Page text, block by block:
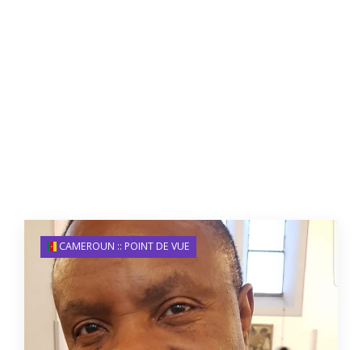
CAMEROUN :: POINT DE VUE